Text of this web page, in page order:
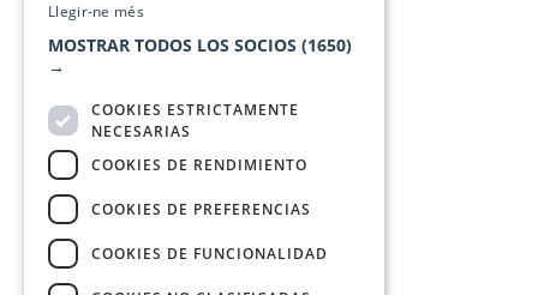
Llegir-ne més
MOSTRAR TODOS LOS SOCIOS (1650)
→
COOKIES ESTRICTAMENTE
NECESARIAS
COOKIES DE RENDIMIENTO
COOKIES DE PREFERENCIAS
COOKIES DE FUNCIONALIDAD